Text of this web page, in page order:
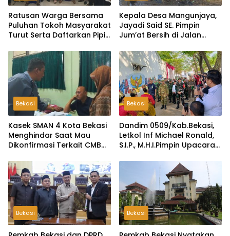
Ratusan Warga Bersama
Puluhan Tokoh Masyarakat
Turut Serta Daftarkan Pipit
Kepala Desa Lambangsari
Kepala Desa Mangunjaya,
Jayadi Said SE. Pimpin
Jum’at Bersih di Jalan
Bekasi
Kasek SMAN 4 Kota Bekasi
Menghindar Saat Mau
Dikonfirmasi Terkait CMB
Bekasi
Dandim 0509/Kab.Bekasi,
Letkol Inf Michael Ronald,
S.I.P., M.H.I.Pimpin Upacara
di Desa Wibawamulya
Bekasi Bekasi